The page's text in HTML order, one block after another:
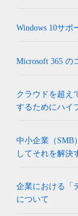
Windows 10サ
Microsoft 365 の
クラウドを超え
するためにハイ
中小企業（SMB
してそれを解決
企業における「
について